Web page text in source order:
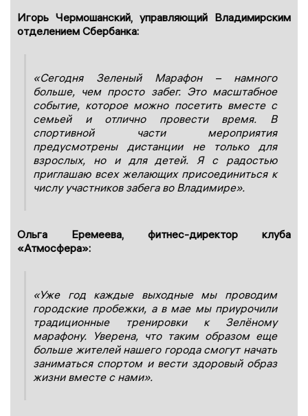
Игорь Чермошанский, управляющий Владимирским
отделением Сбербанка:
«Сегодня Зеленый Марафон – намного
больше, чем просто забег. Это масштабное
событие, которое можно посетить вместе с
семьей и отлично провести время. В
спортивной части мероприятия
предусмотрены дистанции не только для
взрослых, но и для детей. Я с радостью
приглашаю всех желающих присоединиться к
числу участников забега во Владимире».
Ольга Еремеева, фитнес-директор клуба
«Атмосфера»:
«Уже год каждые выходные мы проводим
городские пробежки, а в мае мы приурочили
традиционные тренировки к Зелёному
марафону. Уверена, что таким образом еще
больше жителей нашего города смогут начать
заниматься спортом и вести здоровый образ
жизни вместе с нами».